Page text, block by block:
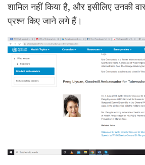
शामिल नहीं किया है, और इसीलिए उनकी
प्रश्न किए जाने लगे हैं।